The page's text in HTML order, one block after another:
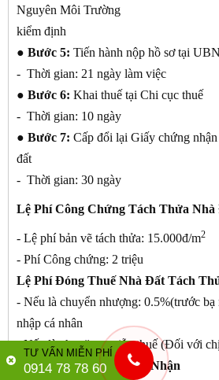
Nguyên Môi Trường
kiểm định
● Bước 5: Tiến hành nộp hồ sơ tại
- Thời gian: 21 ngày làm việc
● Bước 6: Khai thuế tại Chi cục thuế
- Thời gian: 10 ngày
● Bước 7: Cấp đổi lại Giấy chứng
đất
- Thời gian: 30 ngày
Lệ Phí Công Chứng Tách Thửa
- Lệ phí bản vẽ tách thửa: 15.000đ/m2
- Phí Công chứng: 2 triệu
Lệ Phí Đóng Thuế Nhà Đất Tách
- Nếu là chuyển nhượng: 0.5%(trước bạ
nhập cá nhân
- Nếu là cho tặng: miễn thuế (Đối với
Lệ Phí Cấp Giấy Chứng Nhận
TƯ VẤN MIỄN PHÍ
0914 78 78 60